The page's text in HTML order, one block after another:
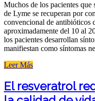
Muchos de los pacientes que
de Lyme se recuperan por
convencional de antibióticos
aproximadamente del 10 al
los pacientes desarrollan
manifiestan como síntomas
Leer Más«La
antimicrobiana
de
El resveratrol